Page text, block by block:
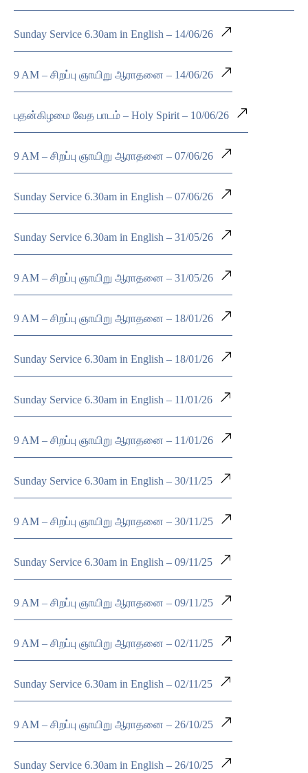
Sunday Service 6.30am in English – 14/06/26
9 AM – சிறப்பு ஞாயிறு ஆராதனை – 14/06/26
புதன்கிழமை வேத பாடம் – Holy Spirit – 10/06/26
9 AM – சிறப்பு ஞாயிறு ஆராதனை – 07/06/26
Sunday Service 6.30am in English – 07/06/26
Sunday Service 6.30am in English – 31/05/26
9 AM – சிறப்பு ஞாயிறு ஆராதனை – 31/05/26
9 AM – சிறப்பு ஞாயிறு ஆராதனை – 18/01/26
Sunday Service 6.30am in English – 18/01/26
Sunday Service 6.30am in English – 11/01/26
9 AM – சிறப்பு ஞாயிறு ஆராதனை – 11/01/26
Sunday Service 6.30am in English – 30/11/25
9 AM – சிறப்பு ஞாயிறு ஆராதனை – 30/11/25
Sunday Service 6.30am in English – 09/11/25
9 AM – சிறப்பு ஞாயிறு ஆராதனை – 09/11/25
9 AM – சிறப்பு ஞாயிறு ஆராதனை – 02/11/25
Sunday Service 6.30am in English – 02/11/25
9 AM – சிறப்பு ஞாயிறு ஆராதனை – 26/10/25
Sunday Service 6.30am in English – 26/10/25